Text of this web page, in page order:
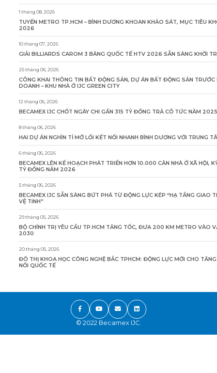
1 tháng 08, 2026
TUYẾN METRO TP.HCM – BÌNH DƯƠNG KHOAN KHẢO SÁT, MỤC TIÊU
2026
10 tháng 07, 2026
GIẢI BILLIARDS CAROM 3 BĂNG QUỐC TẾ HTV 2026 SẴN SÀNG KHỞI
25 tháng 06, 2026
CÔNG KHAI THÔNG TIN BẤT ĐỘNG SẢN, DỰ ÁN BẤT ĐỘNG SẢN
DOANH – KHU NHÀ Ở IJC GREEN CITY
12 tháng 06, 2026
BECAMEX IJC CHỐT NGÀY CHI GẦN 315 TỶ ĐỒNG TRẢ CỔ TỨC NĂM 2025
8 tháng 06, 2026
HAI DỰ ÁN NGHÌN TỈ MỞ LỐI KẾT NỐI NHANH BÌNH DƯƠNG VỚI TRUNG
6 tháng 06, 2026
BECAMEX LÊN KẾ HOẠCH PHÁT TRIỂN HƠN 10.000 CĂN NHÀ Ở XÃ HỘI,
TỶ ĐỒNG NĂM 2026
5 tháng 06, 2026
BECAMEX IJC SẴN SÀNG BỨT PHÁ TỪ ĐỘNG LỰC KÉP “HẠ TẦNG GIAO
VỆ TINH”
29 tháng 05, 2026
BỘ CHÍNH TRỊ YÊU CẦU TP.HCM TĂNG TỐC, ĐƯA 200 KM METRO VÀO
2030
20 tháng 05, 2026
ĐÔ THỊ KHOA HỌC CÔNG NGHỆ BẮC TPHCM: ĐỘNG LỰC MỚI CHO
NỐI QUỐC TẾ
© 2022 Becamex IJC.